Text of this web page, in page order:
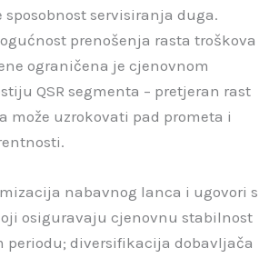
servisiranja duga.
prenošenja rasta troškova
ograničena je cjenovnom
QSR segmenta – pretjeran rast
može uzrokovati pad prometa i
nabavnog lanca i ugovori s
osiguravaju cjenovnu stabilnost
periodu; diversifikacija dobavljača